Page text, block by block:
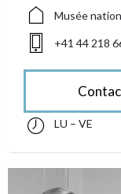
Musée
+41 44 218
accessibility.sr-
lundi
LU – VE